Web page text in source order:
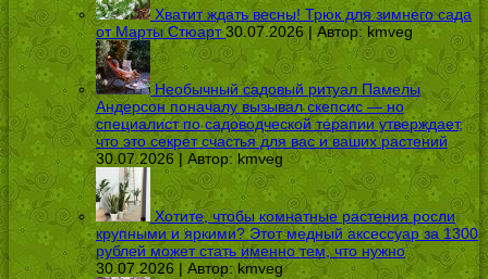
Хватит ждать весны! Трюк для зимнего сада
от Марты Стюарт 30.07.2026 | Автор:kmveg
Необычный садовый ритуал Памелы
Андерсон поначалу вызывал скепсис — но
специалист по садоводческой терапии утверждает,
что это секрет счастья для вас и ваших растений
30.07.2026 | Автор: kmveg
Хотите, чтобы комнатные растения росли
крупными и яркими? Этот медный аксессуар за 1300
рублей может стать именно тем, что нужно
30.07.2026 | Автор:kmveg